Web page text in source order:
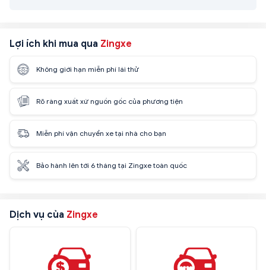
Lợi ích khi mua qua Zingxe
Không giới hạn miễn phí lái thử
Rõ ràng xuất xứ nguồn gốc của phương tiện
Miễn phí vận chuyển xe tại nhà cho bạn
Bảo hành lên tới 6 tháng tại Zingxe toàn quốc
Dịch vụ của Zingxe